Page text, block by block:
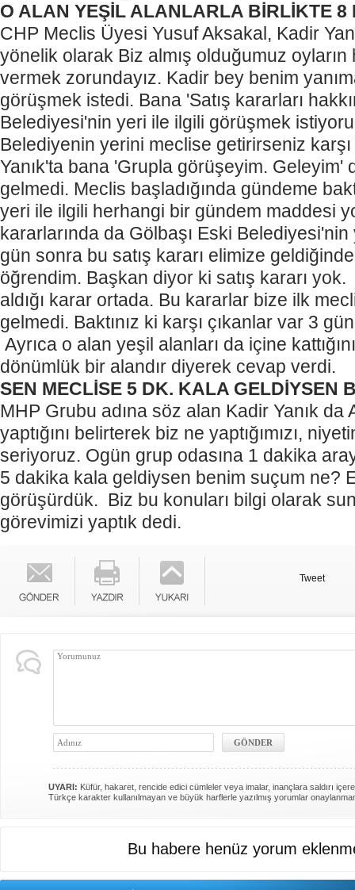
O ALAN YEŞİL ALANLARLA BİRLİKTE 8
CHP Meclis Üyesi Yusuf Aksakal, Kadir
yönelik olarak Biz almış olduğumuz oyların
vermek zorundayız. Kadir bey benim
görüşmek istedi. Bana 'Satış kararları
Belediyesi'nin yeri ile ilgili görüşmek
Belediyenin yerini meclise getirirseniz karşı
Yanık'ta bana 'Grupla görüşeyim. Geleyim'
gelmedi. Meclis başladığında gündeme
yeri ile ilgili herhangi bir gündem maddesi
kararlarında da Gölbaşı Eski
gün sonra bu satış kararı elimize
öğrendim. Başkan diyor ki satış kararı
aldığı karar ortada. Bu kararlar bize ilk
gelmedi. Baktınız ki karşı çıkanlar var 3
Ayrıca o alan yeşil alanları da içine
dönümlük bir alandır diyerek cevap verdi.
SEN MECLİSE 5 DK. KALA GELDİYSEN
MHP Grubu adına söz alan Kadir Yanık da
yaptığını belirterek biz ne yaptığımızı,
seriyoruz. Ogün grup odasına 1 dakika
5 dakika kala geldiysen benim suçum ne?
görüşürdük. Biz bu konuları bilgi olarak
görevimizi yaptık dedi.
Tweet
UYARI: Küfür, hakaret, rencide edici cümleler veya imalar, inançlara saldırı
Türkçe karakter kullanılmayan ve büyük harflerle yazılmış yorumlar
Bu habere henüz yorum